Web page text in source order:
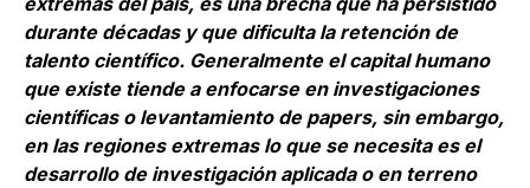
durante décadas y que dificulta la retención de
talento científico. Generalmente el capital humano
que existe tiende a enfocarse en investigaciones
científicas o levantamiento de papers, sin embargo,
en las regiones extremas lo que se necesita es el
desarrollo de investigación aplicada o en terreno